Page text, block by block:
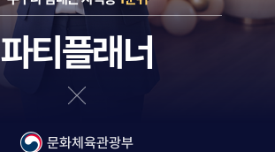
파티플래너
문화체육관광부